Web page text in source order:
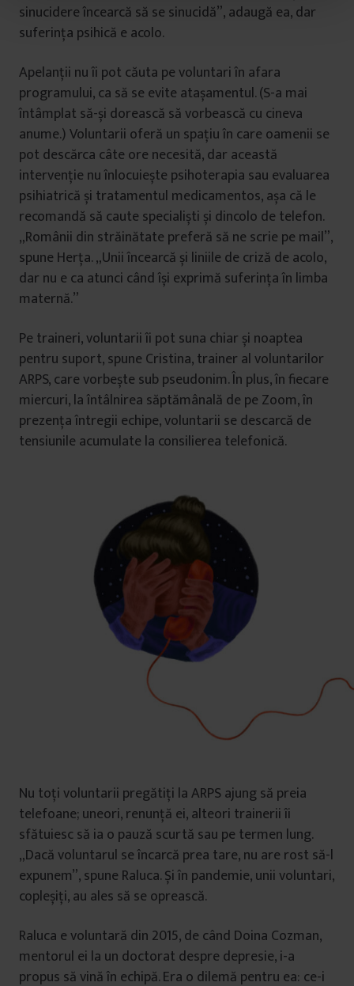
sinucidere încearcă să se sinucidă”, adaugă ea, dar
suferința psihică e acolo.
Apelanții nu îi pot căuta pe voluntari în afara
programului, ca să se evite atașamentul. (S-a mai
întâmplat să-și dorească să vorbească cu cineva
anume.) Voluntarii oferă un spațiu în care oamenii se
pot descărca câte ore necesită, dar această
intervenție nu înlocuiește psihoterapia sau evaluarea
psihiatrică și tratamentul medicamentos, așa că le
recomandă să caute specialiști și dincolo de telefon.
„Românii din străinătate preferă să ne scrie pe mail”,
spune Herța. „Unii încearcă și liniile de criză de acolo,
dar nu e ca atunci când își exprimă suferința în limba
maternă.”
Pe traineri, voluntarii îi pot suna chiar și noaptea
pentru suport, spune Cristina, trainer al voluntarilor
ARPS, care vorbește sub pseudonim. În plus, în fiecare
miercuri, la întâlnirea săptămânală de pe Zoom, în
prezența întregii echipe, voluntarii se descarcă de
tensiunile acumulate la consilierea telefonică.
Nu toți voluntarii pregătiți la ARPS ajung să preia
telefoane; uneori, renunță ei, alteori trainerii îi
sfătuiesc să ia o pauză scurtă sau pe termen lung.
„Dacă voluntarul se încarcă prea tare, nu are rost să-l
expunem”, spune Raluca. Și în pandemie, unii voluntari,
copleșiți, au ales să se oprească.
Raluca e voluntară din 2015, de când Doina Cozman,
mentorul ei la un doctorat despre depresie, i-a
propus să vină în echipă. Era o dilemă pentru ea: ce-i